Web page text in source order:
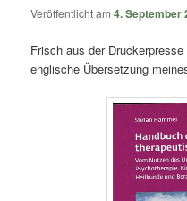
Veröffentlicht am4. September
Frisch aus der
englische Übersetzung